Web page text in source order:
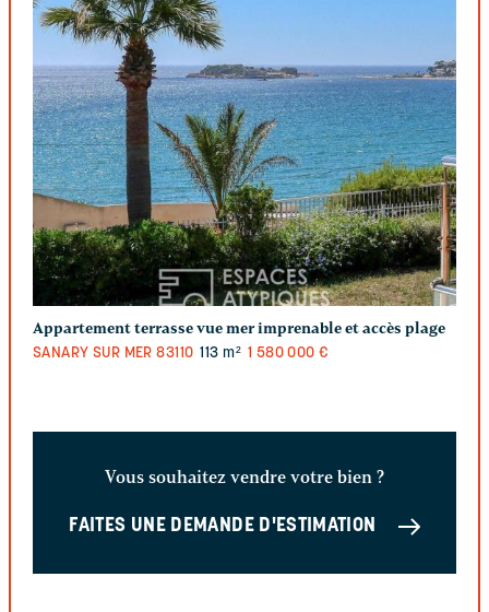
Appartement terrasse vue mer imprenable et accès plage
SANARY SUR MER 83110 113 m² 1 580 000 €
Vous souhaitez vendre votre bien ?
FAITES UNE DEMANDE D'ESTIMATION